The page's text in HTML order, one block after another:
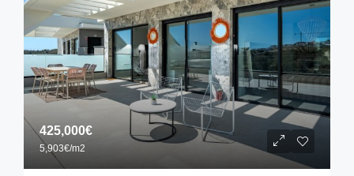
425,000€
5,903€/m2